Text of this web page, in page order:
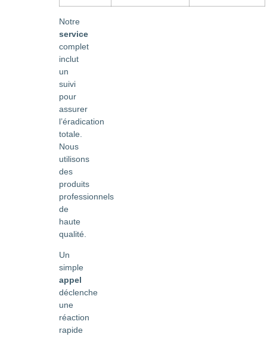
Notre
service
complet
inclut
un
suivi
pour
assurer
l’éradication
totale.
Nous
utilisons
des
produits
professionnels
de
haute
qualité.
Un
simple
appel
déclenche
une
réaction
rapide